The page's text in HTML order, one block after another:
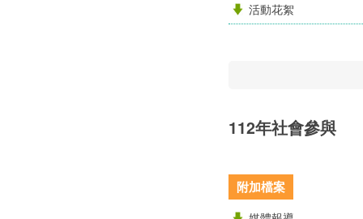
活動花絮
112年社會參與
附加檔案